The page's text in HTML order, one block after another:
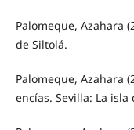
Palomeque, Azahara
de Siltolá.
Palomeque, Azahara
encías. Sevilla: La isla